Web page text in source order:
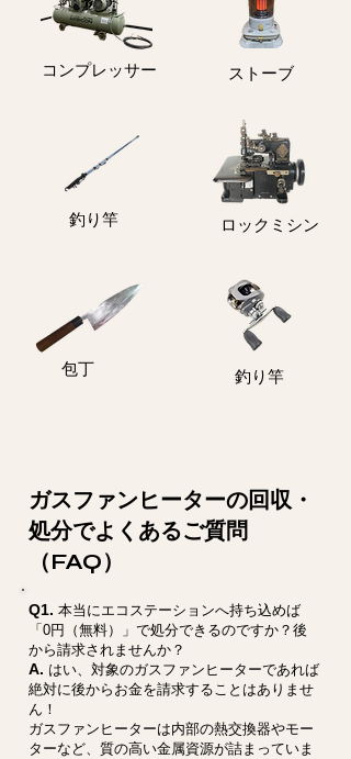
コンプレッサー ストーブ
釣り竿 ロックミシン
包丁 釣り竿
ガスファンヒーターの回収・
処分でよくあるご質問
（FAQ）
Q1. 本当にエコステーションへ持ち込めば
「0円（無料）」で処分できるのですか？後
から請求されませんか？
A. はい、対象のガスファンヒーターであれば
絶対に後からお金を請求することはありませ
ん！
ガスファンヒーターは内部の熱交換器やモー
ターなど、質の高い金属資源が詰まっていま